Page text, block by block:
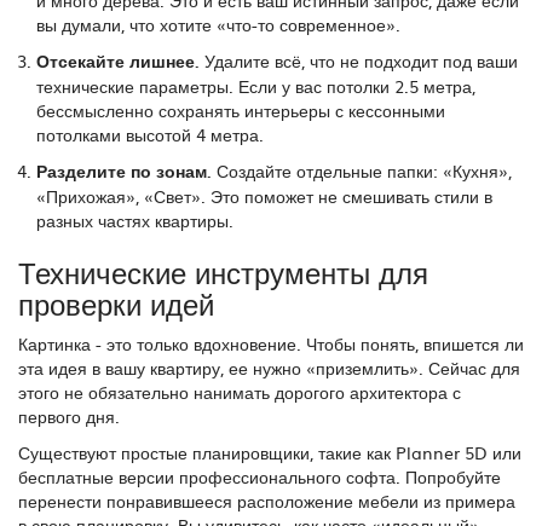
вы думали, что хотите «что-то современное».
Отсекайте лишнее. Удалите всё, что не подходит под ваши
технические параметры. Если у вас потолки 2.5 метра,
бессмысленно сохранять интерьеры с кессонными
потолками высотой 4 метра.
Разделите по зонам. Создайте отдельные папки: «Кухня»,
«Прихожая», «Свет». Это поможет не смешивать стили в
разных частях квартиры.
Технические инструменты для
проверки идей
Картинка - это только вдохновение. Чтобы понять, впишется ли
эта идея в вашу квартиру, ее нужно «приземлить». Сейчас для
этого не обязательно нанимать дорогого архитектора с
первого дня.
Существуют простые планировщики, такие как Planner 5D или
бесплатные версии профессионального софта. Попробуйте
перенести понравившееся расположение мебели из примера